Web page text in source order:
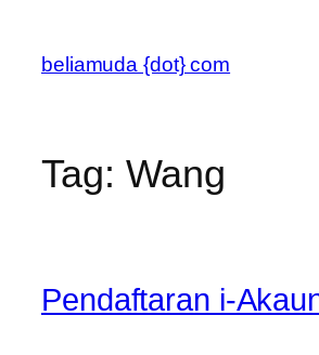
content
beliamuda {dot} com
Tag: Wang
Pendaftaran i-